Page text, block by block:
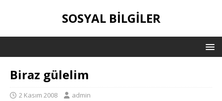
SOSYAL BILGILER
Biraz gülelim
2 Kasım 2008 admin